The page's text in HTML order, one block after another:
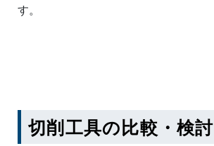
す。
切削工具の比較・検討